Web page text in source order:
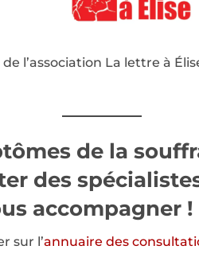
l’association La lettre à
de la
des
accompagner !
sur l’annuaire des